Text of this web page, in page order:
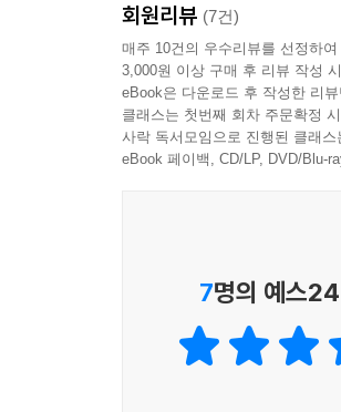
애처로운 인간에 대한 연민으
소설집의 마지막 수록작이
전혀 다른 국면으로 접어든
결정권을 박탈당하는 존재
느낌이다. 독자는 이제 인물
독자, 출판인의 관계라는,
신비로운 영감을 받아 창작
다른 이야기로 넘어가는
회원리뷰 (7건)
매주 10건의 우수리뷰를 선정하
3,000원 이상 구매 후 리뷰 작성 시
eBook은 다운로드 후 작성한 리
클래스는 첫번째 회차 주문확정
사락 독서모임으로 진행된 클래
eBook 페이백, CD/LP, DVD/Blu-
7명의 예스